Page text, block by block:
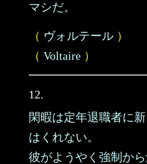
マシだ。
（ ヴォルテール ）
（ Voltaire ）
12.
閑暇は定年退職者に
はくれない。
彼がようやく強制から